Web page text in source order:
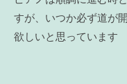
すが、いつか必ず道が
欲しいと思っています